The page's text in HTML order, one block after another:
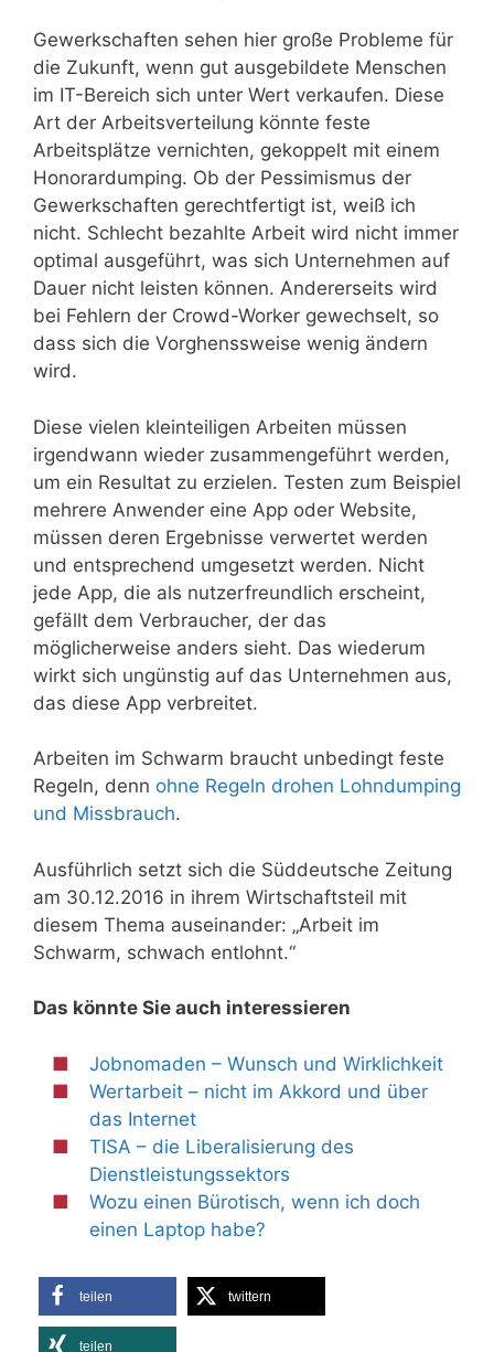
Gewerkschaften sehen hier große Probleme für
die Zukunft, wenn gut ausgebildete Menschen
im IT-Bereich sich unter Wert verkaufen. Diese
Art der Arbeitsverteilung könnte feste
Arbeitsplätze vernichten, gekoppelt mit einem
Honorardumping. Ob der Pessimismus der
Gewerkschaften gerechtfertigt ist, weiß ich
nicht. Schlecht bezahlte Arbeit wird nicht immer
optimal ausgeführt, was sich Unternehmen auf
Dauer nicht leisten können. Andererseits wird
bei Fehlern der Crowd-Worker gewechselt, so
dass sich die Vorghenssweise wenig ändern
wird.
Diese vielen kleinteiligen Arbeiten müssen
irgendwann wieder zusammengeführt werden,
um ein Resultat zu erzielen. Testen zum Beispiel
mehrere Anwender eine App oder Website,
müssen deren Ergebnisse verwertet werden
und entsprechend umgesetzt werden. Nicht
jede App, die als nutzerfreundlich erscheint,
gefällt dem Verbraucher, der das
möglicherweise anders sieht. Das wiederum
wirkt sich ungünstig auf das Unternehmen aus,
das diese App verbreitet.
Arbeiten im Schwarm braucht unbedingt feste
Regeln, denn ohne Regeln drohen Lohndumping
und Missbrauch.
Ausführlich setzt sich die Süddeutsche Zeitung
am 30.12.2016 in ihrem Wirtschaftsteil mit
diesem Thema auseinander: „Arbeit im
Schwarm, schwach entlohnt.“
Das könnte Sie auch interessieren
Jobnomaden – Wunsch und Wirklichkeit
Wertarbeit – nicht im Akkord und über
das Internet
TISA – die Liberalisierung des
Dienstleistungssektors
Wozu einen Bürotisch, wenn ich doch
einen Laptop habe?
teilen twittern
teilen